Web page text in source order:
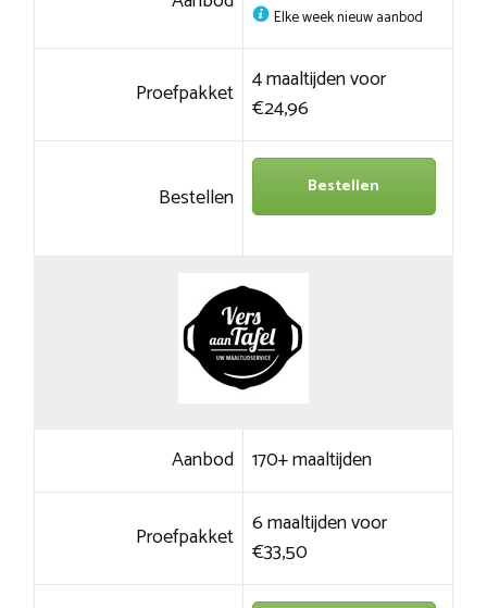
Elke week nieuw aanbod
Proefpakket 4 maaltijden voor
€24,96
Bestellen Bestellen
Aanbod 170+ maaltijden
Proefpakket 6 maaltijden voor
€33,50